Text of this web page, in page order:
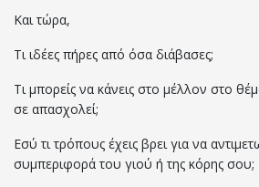
Και τώρα,
Τι ιδέες πήρες από όσα διάβασες;
Τι μπορείς να κάνεις στο μέλλον στο
σε απασχολεί;
Εσύ τι τρόπους έχεις βρει για να
συμπεριφορά του γιού ή της κόρης σου;